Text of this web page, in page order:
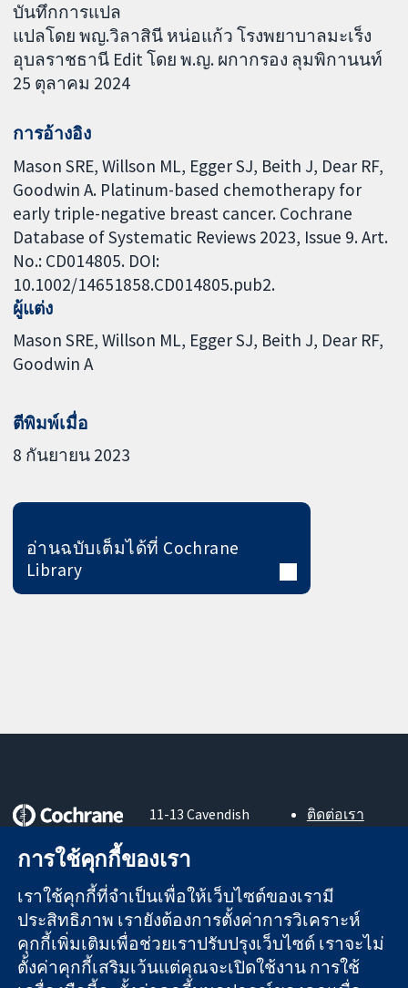
บันทึกการแปล
แปลโดย พญ.วิลาสินี หน่อแก้ว โรงพยาบาลมะเร็ง
อุบลราชธานี Edit โดย พ.ญ. ผกากรอง ลุมพิกานนท์
25 ตุลาคม 2024
การอ้างอิง
Mason SRE, Willson ML, Egger SJ, Beith J, Dear RF,
Goodwin A. Platinum-based chemotherapy for
early triple-negative breast cancer. Cochrane
Database of Systematic Reviews 2023, Issue 9. Art.
No.: CD014805. DOI:
10.1002/14651858.CD014805.pub2.
ผู้แต่ง
Mason SRE Willson ML Egger SJ Beith J Dear RF
Goodwin A
ตีพิมพ์เมื่อ
8 กันยายน 2023
อ่านฉบับเต็มได้ที่ Cochrane
Library
หลักฐานที่เชื่อถือ
ได้
สู่การตัดสินใจ
อย่างมีข้อมูล
เพื่อสุขภาพที่ดีขึ้น
11-13 Cavendish
London
United Kingdom
ติดต่อเรา
About us
ตำแหน่งงาน
Cochrane
Library
การใช้คุกกี้ของเรา
เราใช้คุกกี้ที่จำเป็นเพื่อให้เว็บไซต์ของเรามี
ประสิทธิภาพ เรายังต้องการตั้งค่าการวิเคราะห์
คุกกี้เพิ่มเติมเพื่อช่วยเราปรับปรุงเว็บไซต์ เราจะไม่
ตั้งค่าคุกกี้เสริมเว้นแต่คุณจะเปิดใช้งาน การใช้